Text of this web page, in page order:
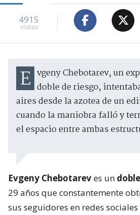
4915
visitas
Evgeny Chebotarev, un experimentado doble de riesgo,
aires desde la azotea de un
cuando la maniobra falló y
el espacio entre ambas
Evgeny Chebotareves un
29 años que constantemente
sus seguidores en redes